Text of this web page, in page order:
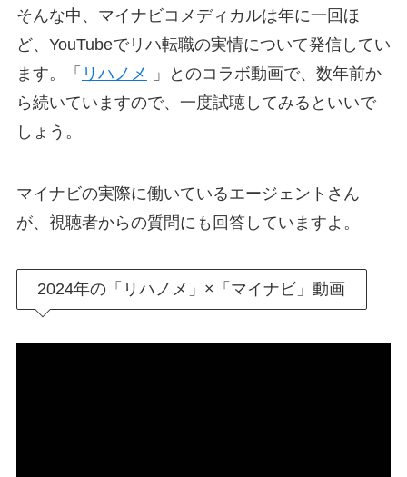
そんな中、マイナビコメディカルは年に一回ほ
ど、YouTubeでリハ転職の実情について発信してい
ます。「 リハノメ
」とのコラボ動画で、数年前か
ら続いていますので、一度試聴してみるといいで
しょう。
マイナビの実際に働いているエージェントさん
が、視聴者からの質問にも回答していますよ。
2024年の「リハノメ」×「マイナビ」動画